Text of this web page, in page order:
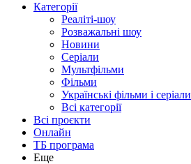
Категорії
Реаліті-шоу
Розважальні шоу
Новини
Серіали
Мультфільми
Фільми
Українські фільми і серіали
Всі категорії
Всі проєкти
Онлайн
ТБ програма
Еще